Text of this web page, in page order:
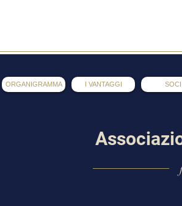
ORGANIGRAMMA I VANTAGGI SOCI